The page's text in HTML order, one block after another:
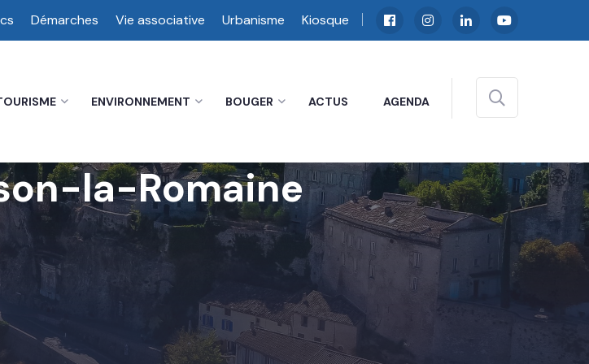
Démarches Vie associative Urbanisme Kiosque
ENVIRONNEMENT BOUGER ACTUS AGENDA
la-Romaine